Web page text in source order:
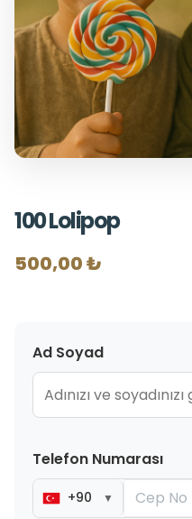
100 Lolipop
500,00 ₺
Ad Soyad
Telefon Numarası
+90 ▼